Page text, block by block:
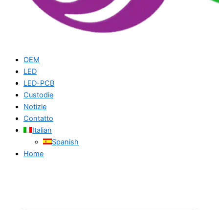
OEM
LED
LED-PCB
Custodie
Notizie
Contatto
Italian
Spanish
Home